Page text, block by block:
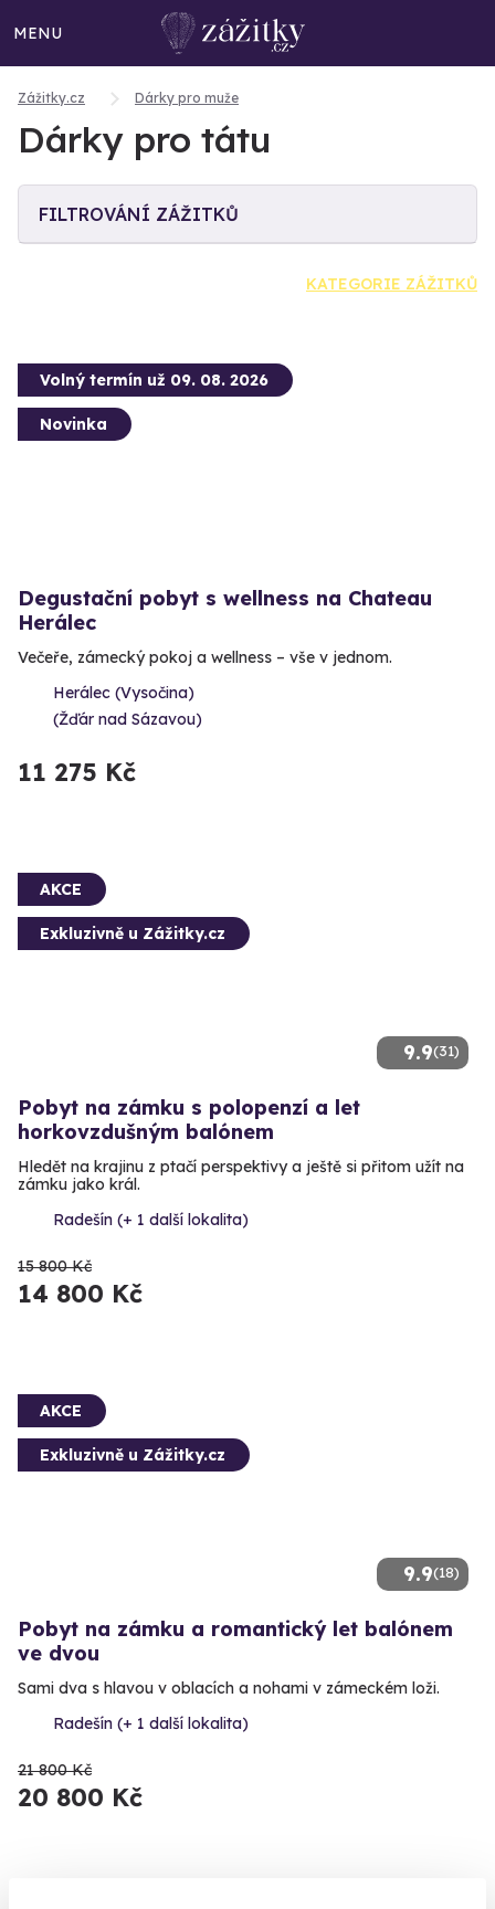
MENU
Zážitky.cz Dárky pro muže
Dárky pro tátu
FILTROVÁNÍ ZÁŽITKŮ
KATEGORIE ZÁŽITKŮ
Volný termín už 09. 08. 2026
Novinka
Degustační pobyt s wellness na Chateau
Herálec
Večeře, zámecký pokoj a wellness – vše v jednom.
Herálec (Vysočina)
(Žďár nad Sázavou)
11 275 Kč
9.9(31)
AKCE
Exkluzivně u Zážitky.cz
Pobyt na zámku s polopenzí a let
horkovzdušným balónem
Hledět na krajinu z ptačí perspektivy a ještě si přitom užít na
zámku jako král.
Radešín (+ 1 další lokalita)
15 800 Kč
14 800 Kč
9.9(18)
AKCE
Exkluzivně u Zážitky.cz
Pobyt na zámku a romantický let balónem
ve dvou
Sami dva s hlavou v oblacích a nohami v zámeckém loži.
Radešín (+ 1 další lokalita)
21 800 Kč
20 800 Kč